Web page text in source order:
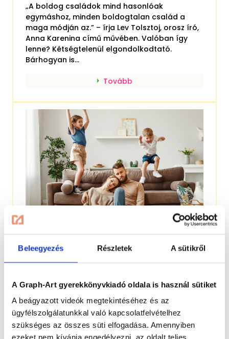
Beleegyezés Részletek A sütikről
A Graph-Art gyerekkönyvkiadó oldala is használ sütiket
A beágyazott videók megtekintéséhez és az
ügyfélszolgálatunkkal való kapcsolatfelvételhez
szükséges az összes süti elfogadása. Amennyiben
ezeket nem kívánja engedélyezni, az oldalt teljes
„A boldog családok mind hasonlóak
egymáshoz, minden boldogtalan család a
maga módján az.” – írja Lev Tolsztoj, orosz író,
Anna Karenina című művében. Valóban így
lenne? Kétségtelenül elgondolkodtató.
Bárhogyan is...
Tovább
Életmentő tippek szülői kiégés ellen
Fáradtság, kimerültség, ingerlékenység,
túlterheltség. Nem csupán egy nemzetközi
nagyvállalat alkalmazottainak mindennapjait
megnehezítő érzések ezek, hanem
gyermekeiket nevelő szülők egyre súlyosbodó